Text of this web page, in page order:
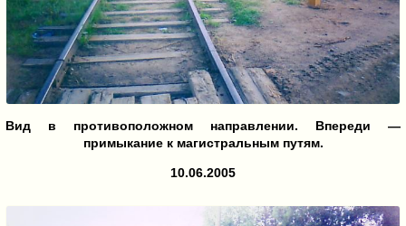
Вид в противоположном направлении. Впереди —
примыкание к магистральным путям.
10.06.2005